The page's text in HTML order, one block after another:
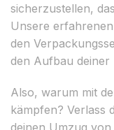
sicherzustellen,
Unsere
den
den Aufbau deiner
Also, warum mit
kämpfen? Verlass
deinen Umzug